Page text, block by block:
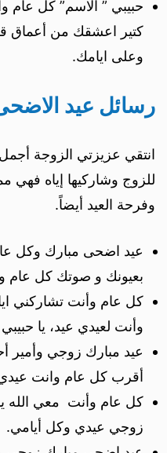
حبيبي ” الاسم” كل
كتير اعشقك من أعماق
وعلى ايامك.
رسائل عيد
انتقي عزيزتي الزوجة
للزوج وشاركيها إياه فهي
وفرحة العيد أيضاً.
عيد اضحى مبارك وكل عام
بعيونك و صوتك كل عام
كل عام وأنت تشاركني
وأنت لعيدي عيد، يا
عيد مبارك زوجي وأمير
أقرب كل عام وانت
كل عام وأنت معي الله
زوجي عيدي وكل أيامي.